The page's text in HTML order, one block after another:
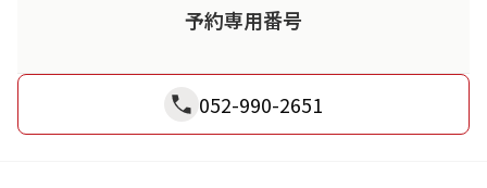
予約専用番号
052-990-2651